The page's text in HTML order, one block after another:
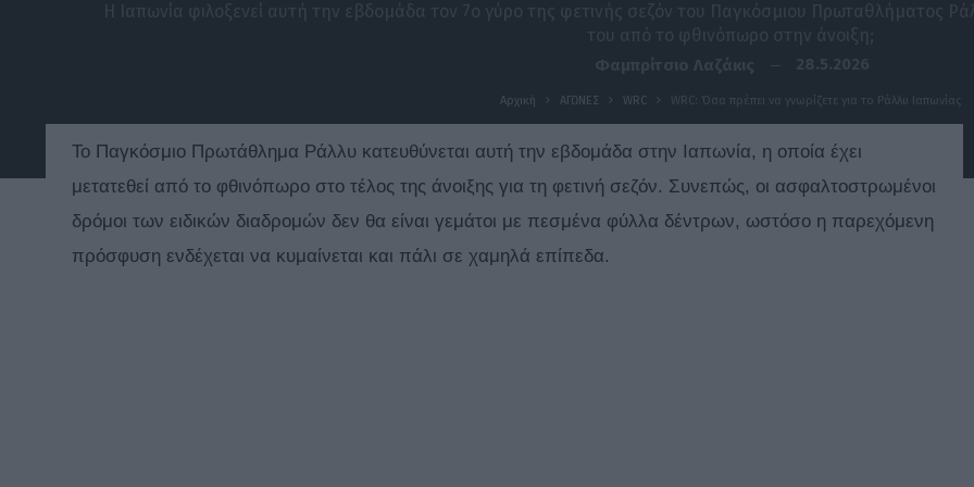
Η Ιαπωνία φιλοξενεί αυτή την εβδομάδα τον 7ο γύρο της φετινής σεζόν του Παγκόσμιου Πρωταθλήματος
του από το φθινόπωρο στην άνοιξη;
Φαμπρίτσιο Λαζάκις 28.5.2026
Αρχική ΑΓΩΝΕΣ WRC WRC: Όσα πρέπει να γνωρίζετε για το Ράλλυ Ιαπωνίας
Το Παγκόσμιο Πρωτάθλημα Ράλλυ κατευθύνεται αυτή την εβδομάδα στην Ιαπωνία, η οποία έχει
μετατεθεί από το φθινόπωρο στο τέλος της άνοιξης για τη φετινή σεζόν. Συνεπώς, οι ασφαλτοστρωμένοι
δρόμοι των ειδικών διαδρομών δεν θα είναι γεμάτοι με πεσμένα φύλλα δέντρων, ωστόσο η παρεχόμενη
πρόσφυση ενδέχεται να κυμαίνεται και πάλι σε χαμηλά επίπεδα.